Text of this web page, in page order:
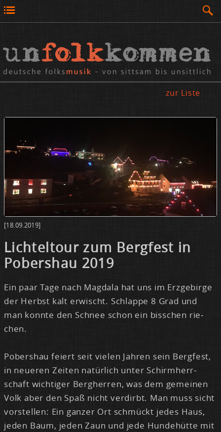
zur Liste
[18.09.2019]
Lich­tel­tour zum Berg­fest in
Pobers­hau 2019
Ein paar Ta­ge nach Mag­da­la hat uns im Erz­ge­bir­ge
der Herbst kalt er­wischt. Schlap­pe 8 Grad und
man konn­te den Schnee schon ein biss­chen rie­
chen.
Pobers­hau fei­ert seit vie­len Jah­ren sein Berg­fest,
in neue­ren Zei­ten na­tür­lich un­ter Schirm­herr­
schaft wich­ti­ger Berg­her­ren, was dem ge­mei­nen
Volk aber den Spaß nicht ver­dirbt. Man muss sicht
vor­stel­len: Ein gan­zer Ort schmückt je­des Haus,
je­den Baum, je­den Zaun und je­de Hun­de­hüt­te mit